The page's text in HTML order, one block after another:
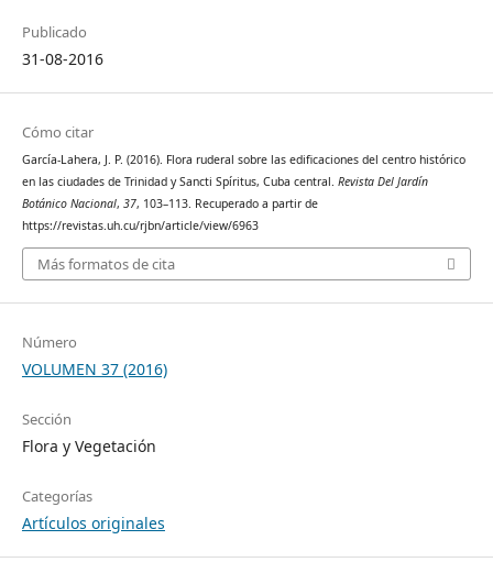
Publicado
31-08-2016
Cómo citar
García-Lahera, J. P. (2016). Flora ruderal sobre las edificaciones del centro histórico
en las ciudades de Trinidad y Sancti Spíritus, Cuba central. Revista Del Jardín
Botánico Nacional, 37, 103–113. Recuperado a partir de
https://revistas.uh.cu/rjbn/article/view/6963
Más formatos de cita
Número
VOLUMEN 37 (2016)
Sección
Flora y Vegetación
Categorías
Artículos originales